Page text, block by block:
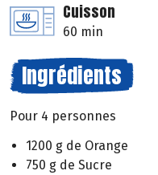
Cuisson
60 min
Ingrédients
Pour 4 personnes
1200 g de Orange
750 g de Sucre